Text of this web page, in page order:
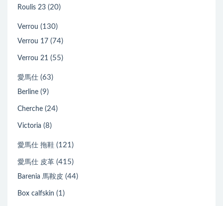
Roulis 23 (20)
Verrou (130)
Verrou 17 (74)
Verrou 21 (55)
愛馬仕 (63)
Berline (9)
Cherche (24)
Victoria (8)
愛馬仕 拖鞋 (121)
愛馬仕 皮革 (415)
Barenia 馬鞍皮 (44)
Box calfskin (1)